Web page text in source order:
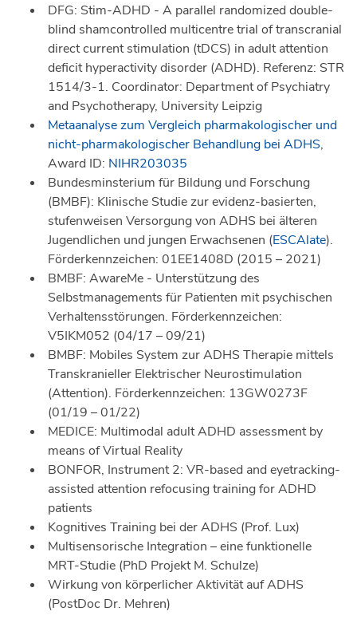
DFG: Stim-ADHD - A parallel randomized double-
blind shamcontrolled multicentre trial of transcranial
direct current stimulation (tDCS) in adult attention
deficit hyperactivity disorder (ADHD). Referenz: STR
1514/3-1. Coordinator: Department of Psychiatry
and Psychotherapy, University Leipzig
Metaanalyse zum Vergleich pharmakologischer und
nicht-pharmakologischer Behandlung bei ADHS,
Award ID: NIHR203035
Bundesminsterium für Bildung und Forschung
(BMBF): Klinische Studie zur evidenz-basierten,
stufenweisen Versorgung von ADHS bei älteren
Jugendlichen und jungen Erwachsenen (ESCAlate).
Förderkennzeichen: 01EE1408D (2015 – 2021)
BMBF: AwareMe - Unterstützung des
Selbstmanagements für Patienten mit psychischen
Verhaltensstörungen. Förderkennzeichen:
V5IKM052 (04/17 – 09/21)
BMBF: Mobiles System zur ADHS Therapie mittels
Transkranieller Elektrischer Neurostimulation
(Attention). Förderkennzeichen: 13GW0273F
(01/19 – 01/22)
MEDICE: Multimodal adult ADHD assessment by
means of Virtual Reality
BONFOR, Instrument 2: VR-based and eyetracking-
assisted attention refocusing training for ADHD
patients
Kognitives Training bei der ADHS (Prof. Lux)
Multisensorische Integration – eine funktionelle
MRT-Studie (PhD Projekt M. Schulze)
Wirkung von körperlicher Aktivität auf ADHS
(PostDoc Dr. Mehren)